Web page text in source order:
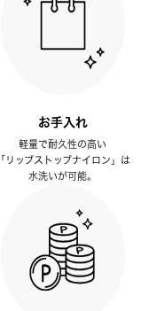
お手入れ
軽量で耐久性の高い
「リップストップナイロン」は
水洗いが可能。